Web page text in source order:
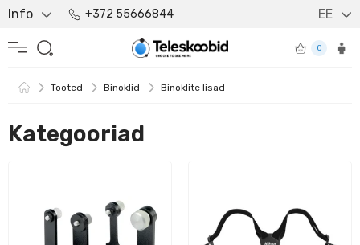
Info +372 55666844 EE
0
Tooted Binoklid Binoklite lisad
Kategooriad